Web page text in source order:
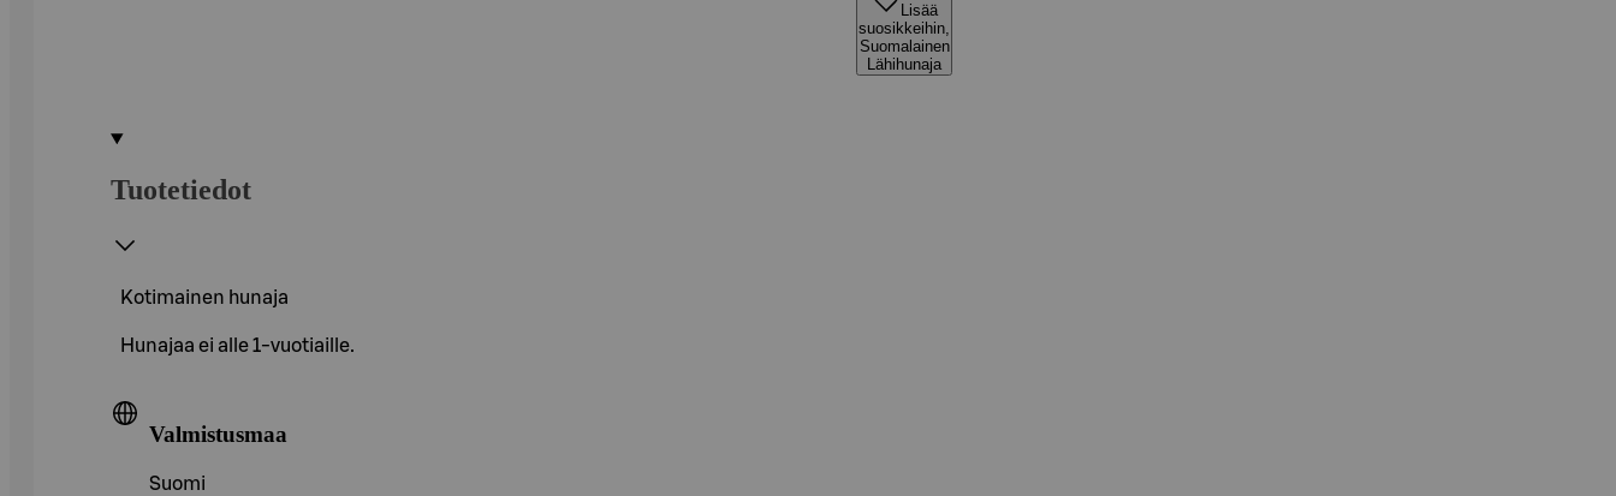
Lisää
suosikkeihin,
Suomalainen
Lähihunaja
Tuotetiedot
Kotimainen hunaja
Hunajaa ei alle 1-vuotiaille.
Valmistusmaa
Suomi